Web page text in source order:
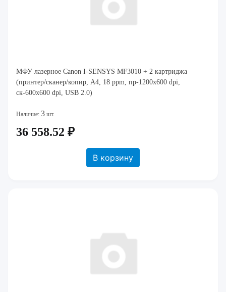
МФУ лазерное Canon I-SENSYS MF3010 + 2 картриджа
(принтер/сканер/копир, A4, 18 ppm, пр-1200x600 dpi,
ск-600х600 dpi, USB 2.0)
Наличие: 3 шт.
36 558.52 ₽
В корзину